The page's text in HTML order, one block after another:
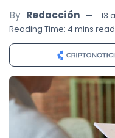
By Redacción
13
Reading Time: 4 mins read